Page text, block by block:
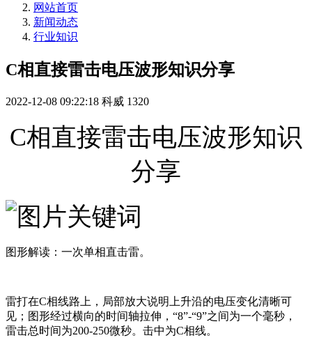
网站首页
新闻动态
行业知识
C相直接雷击电压波形知识分享
2022-12-08 09:22:18 科威 1320
C相直接雷击电压波形知识
分享
图形解读：一次单相直击雷。
雷打在C相线路上，局部放大说明上升沿的电压变化清晰可
见；图形经过横向的时间轴拉伸，“8”-“9”之间为一个毫秒，
雷击总时间为200-250微秒。击中为C相线。